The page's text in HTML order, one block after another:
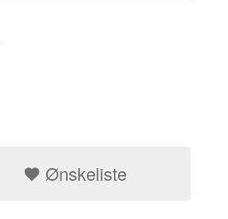
Ønskeliste